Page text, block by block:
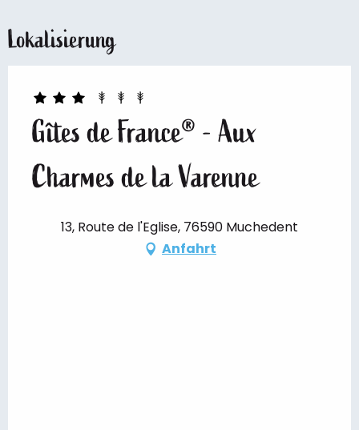
Lokalisierung
Gîtes de France® - Aux
Charmes de la Varenne
13, Route de l'Eglise, 76590 Muchedent
Anfahrt